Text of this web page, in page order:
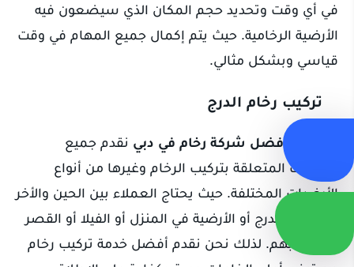
في أي وقت وتحديد حجم المكان الذي سيضعون فيه
الأرضية الرخامية. حيث يتم إكمال جميع المهام في وقت
قياسي وبشكل مثالي.
تركيب رخام الدرج
أفضل شركة رخام في دبي نقدم جميع
الخدمات المتعلقة بتركيب الرخام وغيرها من أنواع
الأرضيات المختلفة. حيث يحتاج العملاء بين الحين والأخر
إلى تغيير الدرج أو الأرضية في المنزل أو الفيلا أو القصر
الخاص بهم. لذلك نحن نقدم أفضل خدمة تركيب رخام